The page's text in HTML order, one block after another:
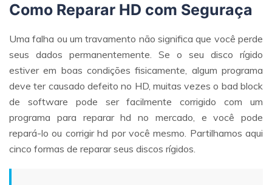
Como Reparar HD com Seguraça
Uma falha ou um travamento não significa que você perde
seus dados permanentemente. Se o seu disco rígido
estiver em boas condições fisicamente, algum programa
deve ter causado defeito no HD, muitas vezes o bad block
de software pode ser facilmente corrigido com um
programa para reparar hd no mercado, e você pode
repará-lo ou corrigir hd por você mesmo. Partilhamos aqui
cinco formas de reparar seus discos rígidos.